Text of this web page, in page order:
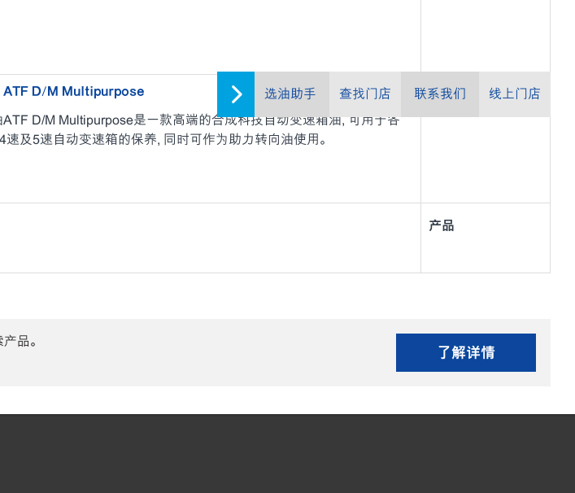
选油助手 查找门店 联系我们 线上门店
ATF D/M Multipurpose
D/M Multipurpose是一款高端的合成科技自动变速箱油, 可用于各
及5速自动变速箱的保养, 同时可作为助力转向油使用。
产品
产品
品。
了解详情